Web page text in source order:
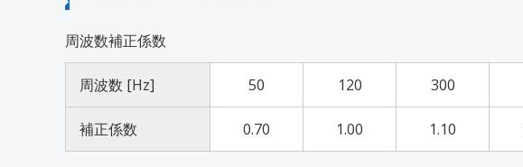
周波数補正係数
周波数 [Hz] 50 120 300
補正係数 0.70 1.00 1.10